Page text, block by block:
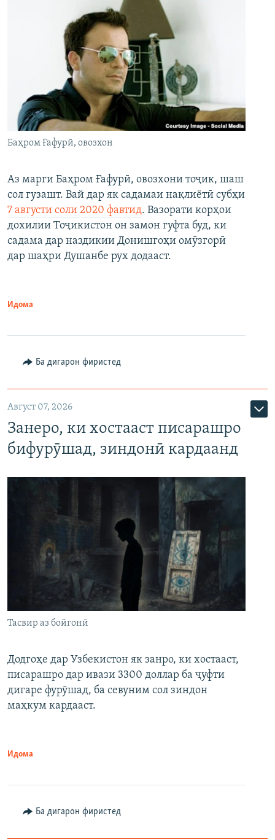
Баҳром Ғафурӣ, овозхон
Аз марги Баҳром Ғафурӣ, овозхони тоҷик, шаш
сол гузашт. Вай дар як садамаи нақлиётӣ субҳи
7 августи соли 2020 фавтид. Вазорати корҳои
дохилии Тоҷикистон он замон гуфта буд, ки
садама дар наздикии Донишгоҳи омӯзгорӣ
дар шаҳри Душанбе рух додааст.
Идома
Ба дигарон фиристед
Август 07, 2026
Занеро, ки хостааст писарашро
бифурӯшад, зиндонӣ кардаанд
Тасвир аз бойгонӣ
Додгоҳе дар Узбекистон як занро, ки хостааст,
писарашро дар ивази 3300 доллар ба ҷуфти
дигаре фурӯшад, ба севуним сол зиндон
маҳкум кардааст.
Идома
Ба дигарон фиристед